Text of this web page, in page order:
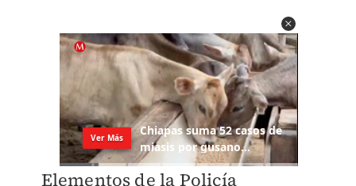
Elementos de la Policía